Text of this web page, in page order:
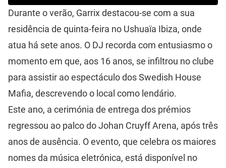
Durante o verão, Garrix destacou-se com a sua
residência de quinta-feira no Ushuaïa Ibiza, onde
atua há sete anos. O DJ recorda com entusiasmo o
momento em que, aos 16 anos, se infiltrou no clube
para assistir ao espectáculo dos Swedish House
Mafia, descrevendo o local como lendário.
Este ano, a cerimónia de entrega dos prémios
regressou ao palco do Johan Cruyff Arena, após três
anos de ausência. O evento, que celebra os maiores
nomes da música eletrónica, está disponível no